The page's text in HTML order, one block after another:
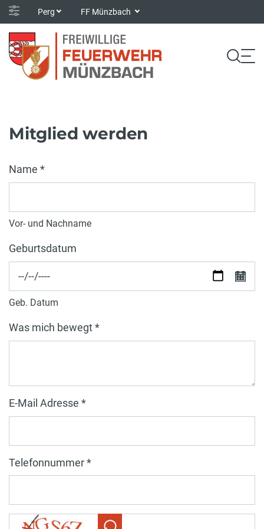
Perg FF Münzbach
Mitglied werden
Name *
Vor- und Nachname
Geburtsdatum
Geb. Datum
Was mich bewegt *
E-Mail Adresse *
Telefonnummer *